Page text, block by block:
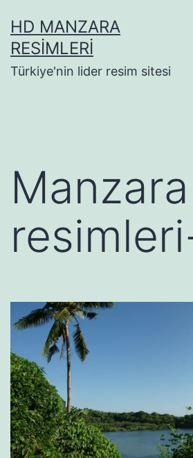
geçHD MANZARA
RESIMLERI
Türkiye'nin lider resim sitesi
Manzara